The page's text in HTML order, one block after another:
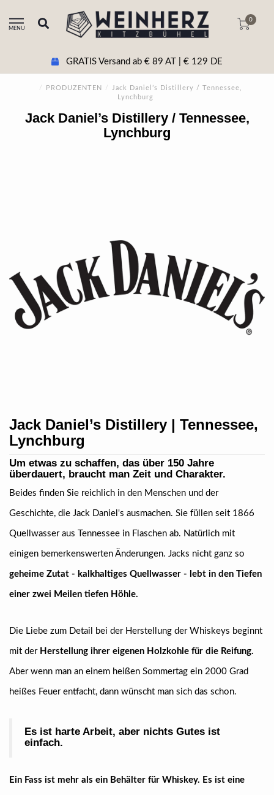
MENU
0
GRATIS Versand ab € 89 AT | € 129 DE
/ PRODUZENTEN /
Jack Daniel’s Distillery / Tennessee,
Lynchburg
Jack Daniel’s Distillery / Tennessee,
Lynchburg
Jack Daniel’s Distillery | Tennessee,
Lynchburg
Um etwas zu schaffen, das über 150 Jahre
überdauert, braucht man Zeit und Charakter.
Beides finden Sie reichlich in den Menschen und der
Geschichte, die Jack Daniel's ausmachen. Sie füllen seit 1866
Quellwasser aus Tennessee in Flaschen ab. Natürlich mit
einigen bemerkenswerten Änderungen. Jacks nicht ganz so
geheime Zutat - kalkhaltiges Quellwasser - lebt in den Tiefen
einer zwei Meilen tiefen Höhle.
Die Liebe zum Detail bei der Herstellung der Whiskeys beginnt
mit der Herstellung ihrer eigenen Holzkohle für die Reifung.
Aber wenn man an einem heißen Sommertag ein 2000 Grad
heißes Feuer entfacht, dann wünscht man sich das schon.
Es ist harte Arbeit, aber nichts Gutes ist
einfach.
Ein Fass ist mehr als ein Behälter für Whiskey. Es ist eine